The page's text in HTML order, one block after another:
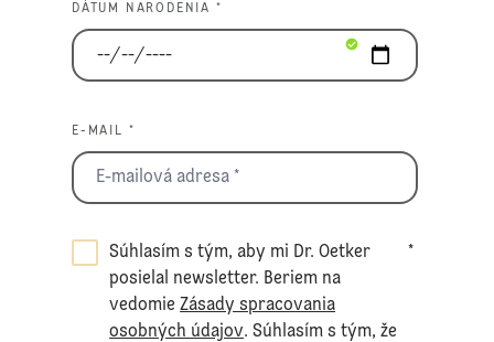
DÁTUM NARODENIA *
E-MAIL *
Súhlasím s tým, aby mi Dr. Oetker
posielal newsletter. Beriem na
vedomieZásady spracovania
osobných údajov. Súhlasím s tým, že
*